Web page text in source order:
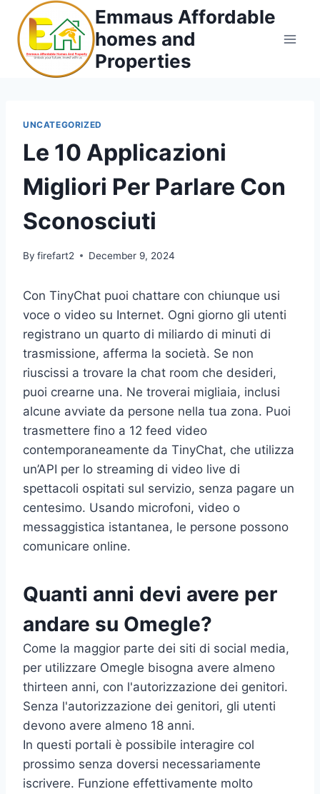
content
Emmaus Affordable
homes and
Properties
UNCATEGORIZED
Le 10 Applicazioni
Migliori Per Parlare Con
Sconosciuti
By firefart2 December 9, 2024
Con TinyChat puoi chattare con chiunque usi
voce o video su Internet. Ogni giorno gli utenti
registrano un quarto di miliardo di minuti di
trasmissione, afferma la società. Se non
riuscissi a trovare la chat room che desideri,
puoi crearne una. Ne troverai migliaia, inclusi
alcune avviate da persone nella tua zona. Puoi
trasmettere fino a 12 feed video
contemporaneamente da TinyChat, che utilizza
un’API per lo streaming di video live di
spettacoli ospitati sul servizio, senza pagare un
centesimo. Usando microfoni, video o
messaggistica istantanea, le persone possono
comunicare online.
Quanti anni devi avere per
andare su Omegle?
Come la maggior parte dei siti di social media,
per utilizzare Omegle bisogna avere almeno
thirteen anni, con l'autorizzazione dei genitori.
Senza l'autorizzazione dei genitori, gli utenti
devono avere almeno 18 anni.
In questi portali è possibile interagire col
prossimo senza doversi necessariamente
iscrivere. Funzione effettivamente molto